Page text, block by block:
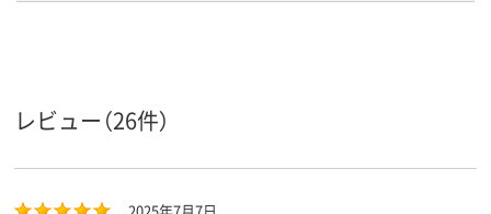
軸径 13.7mm
カラーグ
レビュー（26件）